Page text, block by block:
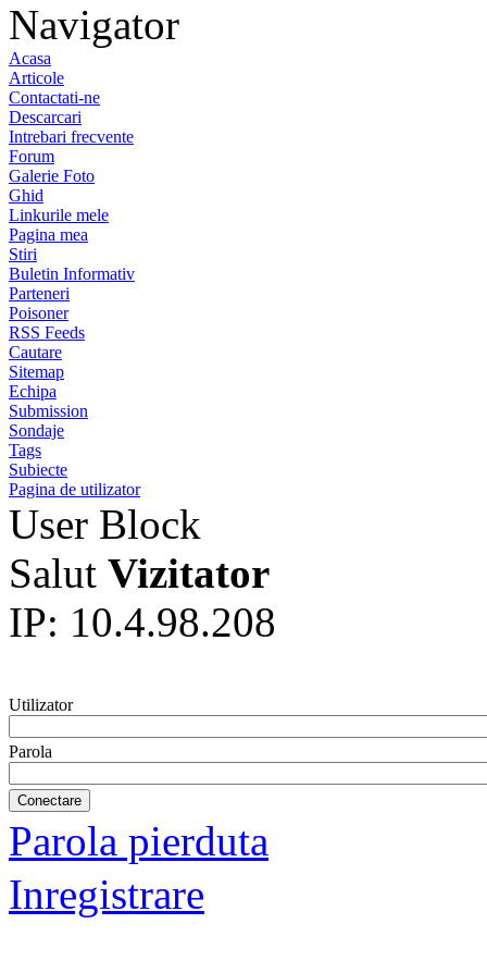
Navigator
Acasa
Articole
Contactati-ne
Descarcari
Intrebari frecvente
Forum
Galerie Foto
Ghid
Linkurile mele
Pagina mea
Stiri
Buletin Informativ
Parteneri
Poisoner
RSS Feeds
Cautare
Sitemap
Echipa
Submission
Sondaje
Tags
Subiecte
Pagina de utilizator
User Block
Salut Vizitator
IP: 10.4.98.208
Utilizator
Parola
Parola pierduta
Inregistrare